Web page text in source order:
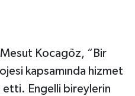
Mesut Kocagöz, “Bir
kapsamında hizmet
etti. Engelli bireylerin